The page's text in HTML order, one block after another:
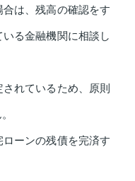
は、残高の確認をす
る金融機関に相談し
れているため、原則
ーンの残債を完済す